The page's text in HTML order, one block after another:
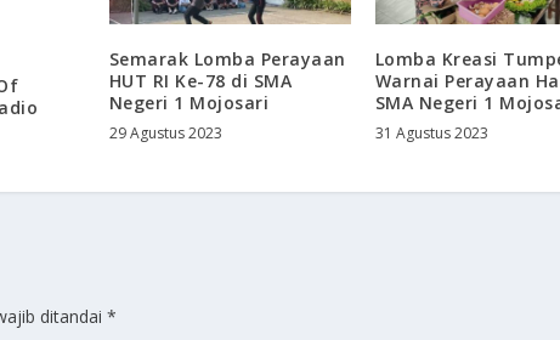
Semarak Lomba Perayaan
HUT RI Ke-78 di SMA
Negeri 1 Mojosari
29 Agustus 2023
Lomba Kreasi
Warnai Perayaan
SMA Negeri 1
31 Agustus 2023
ditandai*